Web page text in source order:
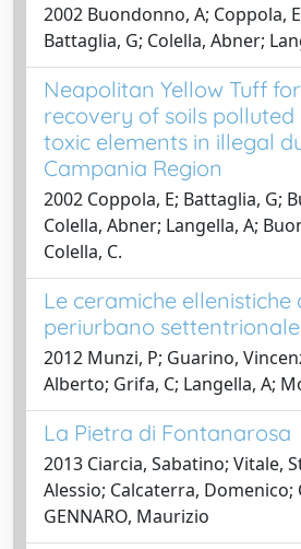
2002 Buondonno, A; Coppola,
Battaglia, G; Colella, Abner;
Neapolitan Yellow Tuff
recovery of soils
toxic elements in illegal
Campania Region
2002 Coppola, E; Battaglia, G;
Colella, Abner; Langella, A;
Colella, C.
Le ceramiche
periurbano settentrionale
2012 Munzi, P; Guarino,
Alberto; Grifa, C; Langella, A;
La Pietra di Fontanarosa
2013 Ciarcia, Sabatino; Vitale,
Alessio; Calcaterra, Domenico;
GENNARO, Maurizio